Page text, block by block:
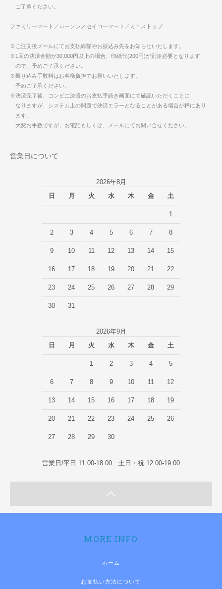
ご了承ください。
ファミリーマート／ローソン／セイコーマート／ミニストップ
※ご注文後メールにてお支払総額やお振込み先をお知らせいたします。
※1回の決済金額が30,000円以上の場合、印紙代(200円)が別途必要となります
ので、予めご了承ください。
※振り込み手数料はお客様負担でお願いいたします。
予めご了承ください。
※決済完了後、コンビニ決済のお支払手続き画面にて確認いただくことに
なりますが、システム上の問題で決済エラーとなることがある場合が稀にあり
ます。
大変お手数ですが、お電話もしくは、メールにてお問い合せください。
営業日について
2026年8月
日
月 火 水 木 金 土
1
2 3 4 5 6 7 8
9 10 11 12 13 14 15
16 17 18 19 20 21 22
23 24 25 26 27 28 29
30 31
2026年9月
日
月 火 水 木 金 土
1 2 3 4 5
6 7 8 9 10 11 12
13 14 15 16 17 18 19
20 21 22 23 24 25 26
27 28 29 30
営業日/平日 11:00-18:00 土日・祝 12:00-19:00
MORE INFO
ホーム
お支払い方法について